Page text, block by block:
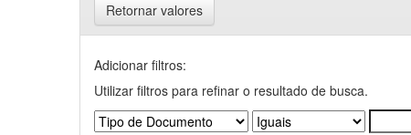
Retornar valores
Adicionar filtros:
Utilizar filtros para refinar o resultado de busca.